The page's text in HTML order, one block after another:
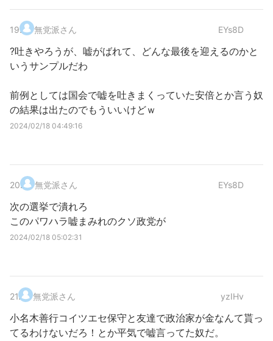
19. 無党派さん EYs8D
?吐きやろうが、嘘がばれて、どんな最後を迎えるのかと
いうサンプルだわ
前例としては国会で嘘を吐きまくっていた安倍とか言う奴
の結果は出たのでもういいけどｗ
2024/02/18 04:49:16
20. 無党派さん EYs8D
次の選挙で潰れろ
このパワハラ嘘まみれのクソ政党が
2024/02/18 05:02:31
21. 無党派さん yzIHv
小名木善行コイツエセ保守と友達で政治家が金なんて貰っ
てるわけないだろ！とか平気で嘘言ってた奴だ。